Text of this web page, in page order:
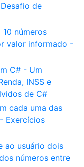
de
números
valor informado -
C# - Um
INSS e
de C#
cada uma das
Exercícios
ao usuário dois
números entre